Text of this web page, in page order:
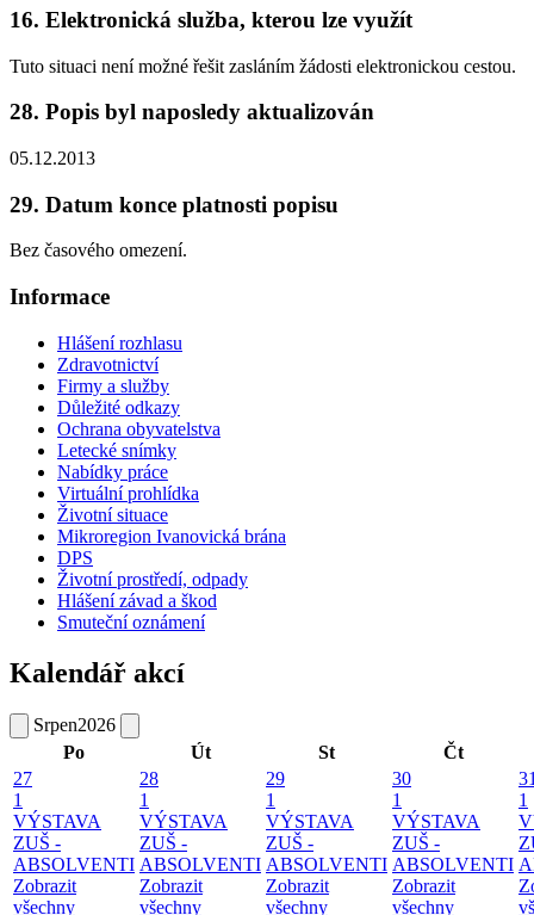
16. Elektronická služba, kterou lze využít
Tuto situaci není možné řešit zasláním žádosti elektronickou cestou.
28. Popis byl naposledy aktualizován
05.12.2013
29. Datum konce platnosti popisu
Bez časového omezení.
Informace
Hlášení rozhlasu
Zdravotnictví
Firmy a služby
Důležité odkazy
Ochrana obyvatelstva
Letecké snímky
Nabídky práce
Virtuální prohlídka
Životní situace
Mikroregion Ivanovická brána
DPS
Životní prostředí, odpady
Hlášení závad a škod
Smuteční oznámení
Kalendář akcí
Srpen2026
Po
Út St
Čt
27
1
VÝSTAVA
ZUŠ -
ABSOLVENTI
Zobrazit
všechny
28
1
VÝSTAVA
ZUŠ -
ABSOLVENTI
Zobrazit
všechny
29
1
VÝSTAVA
ZUŠ -
ABSOLVENTI
Zobrazit
všechny
30
1
VÝSTAVA
ZUŠ -
ABSOLVENTI
Zobrazit
všechny
1